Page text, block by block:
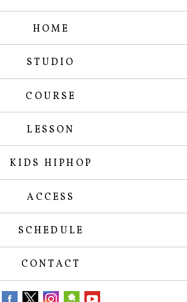
HOME
STUDIO
COURSE
LESSON
KIDS HIPHOP
ACCESS
SCHEDULE
CONTACT